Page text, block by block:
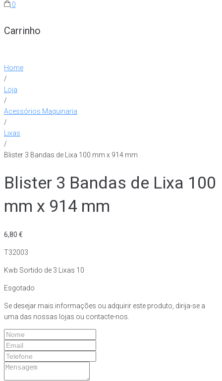
0
Carrinho
Home
/
Loja
/
Acessórios Maquinaria
/
Lixas
/
Blister 3 Bandas de Lixa 100 mm x 914 mm
Blister 3 Bandas de Lixa 100
mm x 914 mm
6,80 €
T32003
Kwb Sortido de 3 Lixas 10
Esgotado
Se desejar mais informações ou adquirir este produto, dirija-se a
uma das nossas lojas ou contacte-nos.